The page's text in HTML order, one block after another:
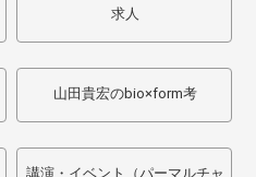
求人
山田貴宏のbio×form考
講演・イベント（パーマルチャ